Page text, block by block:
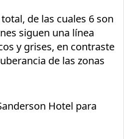
de las cuales 6 son
siguen una línea
y grises, en contraste
de las zonas
Hotel para